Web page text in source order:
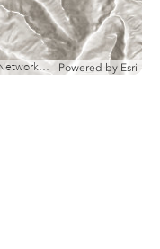
Esri, NASA, NGA, USGS | FOEN / Swiss Parks Network, swisstopo, Esri, TomTom, Garmin, METI/NASA, USGS Powered by Esri